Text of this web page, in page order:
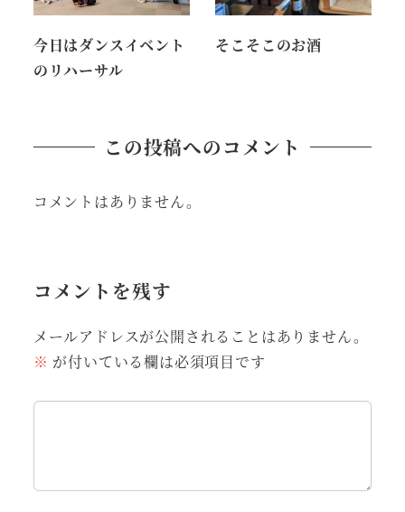
今日はダンスイベント
のリハーサル
そこそこのお酒
この投稿へのコメント
コメントはありません。
コメントを残す
メールアドレスが公開されることはありません。
※ が付いている欄は必須項目です